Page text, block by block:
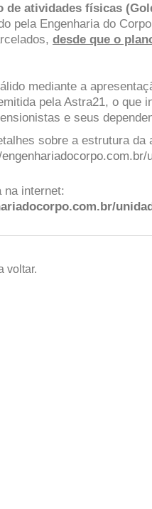
de atividades físicas
pela Engenharia do
desde que o
mediante a
pela Astra21, o que
e seus
sobre a estrutura da
na internet:
voltar.